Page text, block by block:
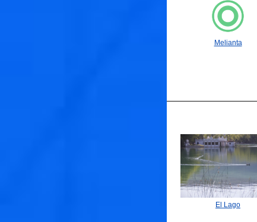
Melianta
El Lago